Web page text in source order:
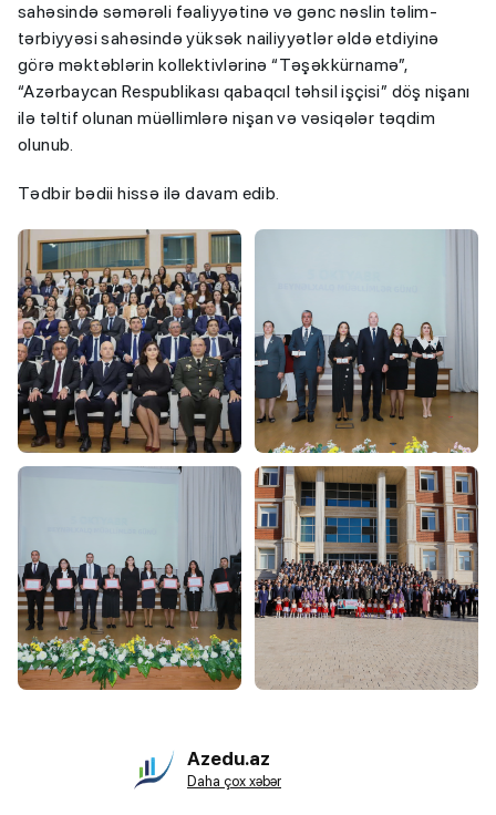
sahəsində səmərəli fəaliyyətinə və gənc nəslin təlim-
tərbiyyəsi sahəsində yüksək nailiyyətlər əldə etdiyinə
görə məktəblərin kollektivlərinə “Təşəkkürnamə”,
“Azərbaycan Respublikası qabaqcıl təhsil işçisi” döş nişanı
ilə təltif olunan müəllimlərə nişan və vəsiqələr təqdim
olunub.
Tədbir bədii hissə ilə davam edib.
Azedu.az
Daha çox xəbər